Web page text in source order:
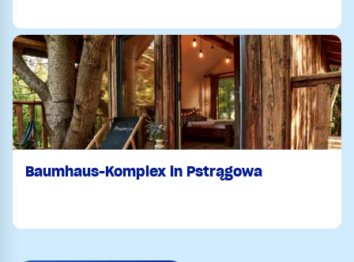
Baumhaus-Komplex in Pstrągowa